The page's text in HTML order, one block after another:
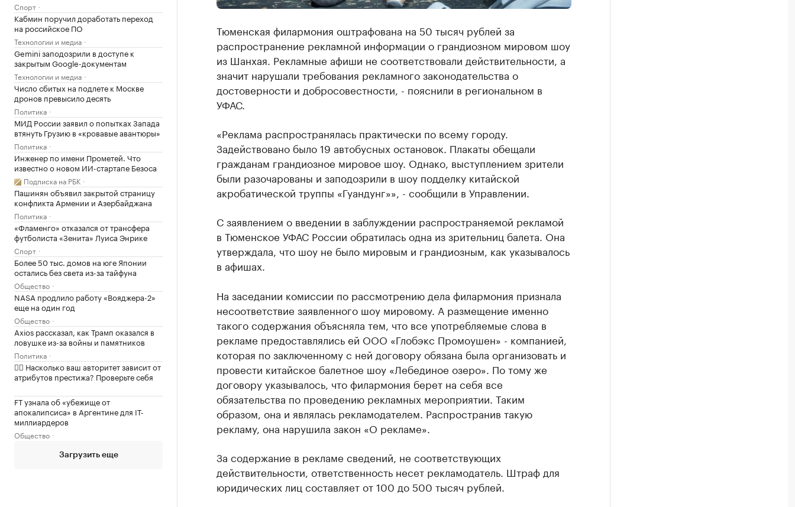
Спорт
Кабмин поручил доработать переход
на российское ПО
Технологии и медиа
Gemini заподозрили в доступе к
закрытым Google-документам
Технологии и медиа
Число сбитых на подлете к Москве
дронов превысило десять
Политика
МИД России заявил о попытках Запада
втянуть Грузию в «кровавые авантюры»
Политика
Инженер по имени Прометей. Что
известно о новом ИИ-стартапе Безоса
Подписка на РБК
Пашинян объявил закрытой страницу
конфликта Армении и Азербайджана
Политика
«Фламенго» отказался от трансфера
футболиста «Зенита» Луиса Энрике
Спорт
Более 50 тыс. домов на юге Японии
остались без света из-за тайфуна
Общество
NASA продлило работу «Вояджера-2»
еще на один год
Общество
Axios рассказал, как Трамп оказался в
ловушке из-за войны и памятников
Политика
✍🏻 Насколько ваш авторитет зависит от
атрибутов престижа? Проверьте себя
FT узнала об «убежище от
апокалипсиса» в Аргентине для IT-
миллиардеров
Общество
Загрузить еще
Тюменская филармония оштрафована на 50 тысяч рублей за
распространение рекламной информации о грандиозном мировом шоу
из Шанхая. Рекламные афиши не соответствовали действительности, а
значит нарушали требования рекламного законодательства о
достоверности и добросовестности, - пояснили в региональном в
УФАС.
«Реклама распространялась практически по всему городу.
Задействовано было 19 автобусных остановок. Плакаты обещали
гражданам грандиозное мировое шоу. Однако, выступлением зрители
были разочарованы и заподозрили в шоу подделку китайской
акробатической труппы «Гуандунг»», - сообщили в Управлении.
С заявлением о введении в заблуждении распространяемой рекламой
в Тюменское УФАС России обратилась одна из зрительниц балета. Она
утверждала, что шоу не было мировым и грандиозным, как указывалось
в афишах.
На заседании комиссии по рассмотрению дела филармония признала
несоответствие заявленного шоу мировому. А размещение именно
такого содержания объясняла тем, что все употребляемые слова в
рекламе предоставлялись ей ООО «Глобэкс Промоушен» - компанией,
которая по заключенному с ней договору обязана была организовать и
провести китайское балетное шоу «Лебединое озеро». По тому же
договору указывалось, что филармония берет на себя все
обязательства по проведению рекламных мероприятии. Таким
образом, она и являлась рекламодателем. Распространив такую
рекламу, она нарушила закон «О рекламе».
За содержание в рекламе сведений, не соответствующих
действительности, ответственность несет рекламодатель. Штраф для
юридических лиц составляет от 100 до 500 тысяч рублей.